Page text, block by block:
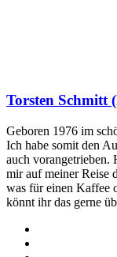
Torsten Schmitt
Geboren 1976 im
Ich habe somit den
auch vorangetrieben.
mir auf meiner Reise
was für einen Kaffee
könnt ihr das gerne